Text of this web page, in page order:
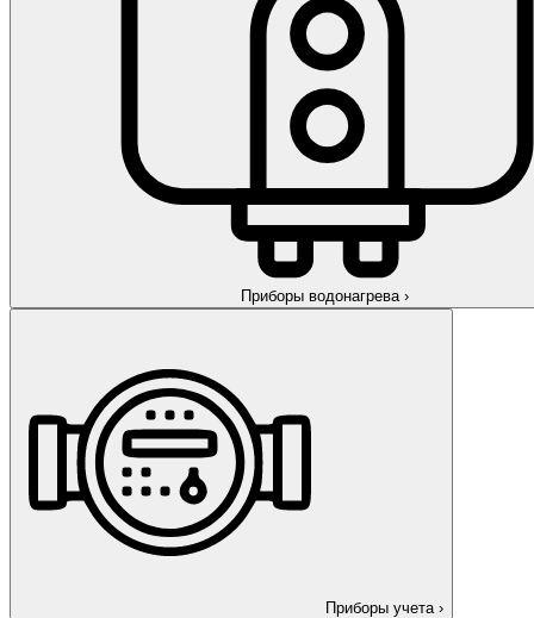
Приборы водонагрева ›
Приборы учета ›